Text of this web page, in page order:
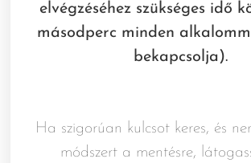
elvégzéséhez szükséges idő
másodperc minden
bekapcsolja).
Ha szigorúan kulcsot keres, és
módszert a mentésre,